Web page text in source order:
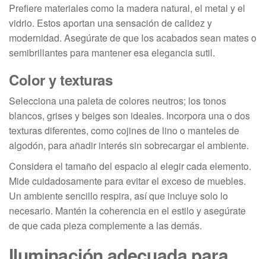
Prefiere materiales como la madera natural, el metal y el
vidrio. Estos aportan una sensación de calidez y
modernidad. Asegúrate de que los acabados sean mates o
semibrillantes para mantener esa elegancia sutil.
Color y texturas
Selecciona una paleta de colores neutros; los tonos
blancos, grises y beiges son ideales. Incorpora una o dos
texturas diferentes, como cojines de lino o manteles de
algodón, para añadir interés sin sobrecargar el ambiente.
Considera el tamaño del espacio al elegir cada elemento.
Mide cuidadosamente para evitar el exceso de muebles.
Un ambiente sencillo respira, así que incluye solo lo
necesario. Mantén la coherencia en el estilo y asegúrate
de que cada pieza complemente a las demás.